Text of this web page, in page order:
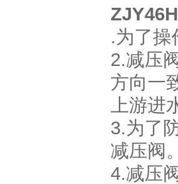
.为了操
2.减压
方向一
上游进
3.为了
减压阀
4.减压